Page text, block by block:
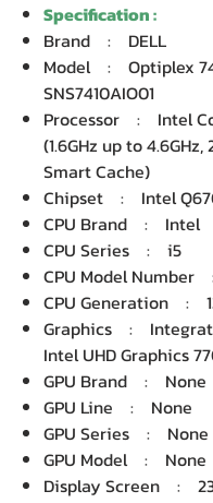
Specification :
Brand : DELL
Model : Optiplex
SNS7410AIO01
Processor : Intel
(1.6GHz up to
Smart Cache)
Chipset : Intel
CPU Brand : Intel
CPU Series : i5
CPU Model
CPU Generation :
Graphics :
Intel UHD Graphics
GPU Brand : None
GPU Line : None
GPU Series : None
GPU Model : None
Display Screen :